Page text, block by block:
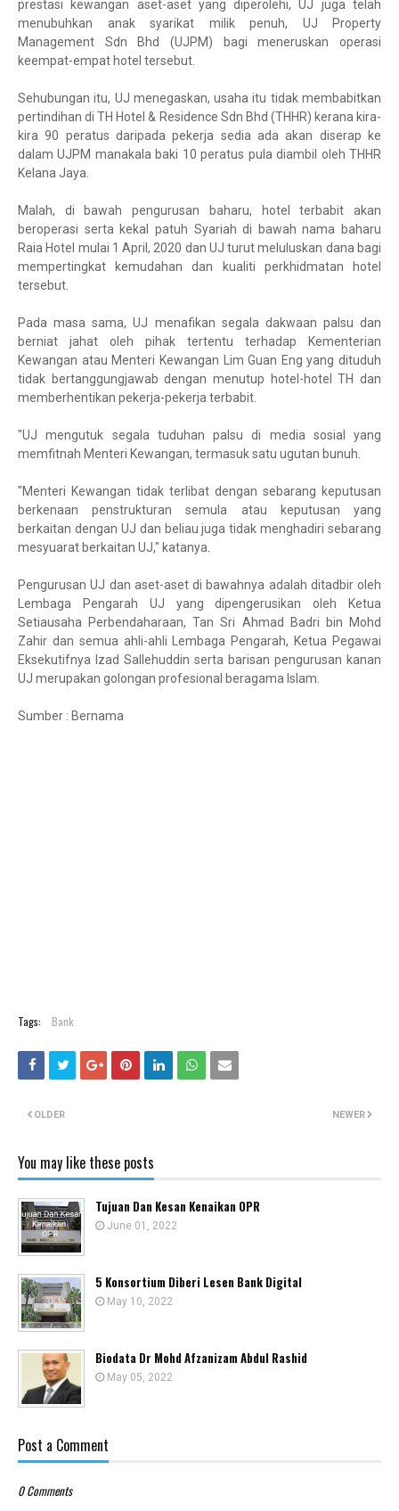
prestasi kewangan aset-aset yang diperolehi, UJ juga telah
menubuhkan anak syarikat milik penuh, UJ Property
Management Sdn Bhd (UJPM) bagi meneruskan operasi
keempat-empat hotel tersebut.
Sehubungan itu, UJ menegaskan, usaha itu tidak membabitkan
pertindihan di TH Hotel & Residence Sdn Bhd (THHR) kerana kira-
kira 90 peratus daripada pekerja sedia ada akan diserap ke
dalam UJPM manakala baki 10 peratus pula diambil oleh THHR
Kelana Jaya.
Malah, di bawah pengurusan baharu, hotel terbabit akan
beroperasi serta kekal patuh Syariah di bawah nama baharu
Raia Hotel mulai 1 April, 2020 dan UJ turut meluluskan dana bagi
mempertingkat kemudahan dan kualiti perkhidmatan hotel
tersebut.
Pada masa sama, UJ menafikan segala dakwaan palsu dan
berniat jahat oleh pihak tertentu terhadap Kementerian
Kewangan atau Menteri Kewangan Lim Guan Eng yang dituduh
tidak bertanggungjawab dengan menutup hotel-hotel TH dan
memberhentikan pekerja-pekerja terbabit.
"UJ mengutuk segala tuduhan palsu di media sosial yang
memfitnah Menteri Kewangan, termasuk satu ugutan bunuh.
"Menteri Kewangan tidak terlibat dengan sebarang keputusan
berkenaan penstrukturan semula atau keputusan yang
berkaitan dengan UJ dan beliau juga tidak menghadiri sebarang
mesyuarat berkaitan UJ," katanya.
Pengurusan UJ dan aset-aset di bawahnya adalah ditadbir oleh
Lembaga Pengarah UJ yang dipengerusikan oleh Ketua
Setiausaha Perbendaharaan, Tan Sri Ahmad Badri bin Mohd
Zahir dan semua ahli-ahli Lembaga Pengarah, Ketua Pegawai
Eksekutifnya Izad Sallehuddin serta barisan pengurusan kanan
UJ merupakan golongan profesional beragama Islam.
Sumber : Bernama
Tags: Bank
NEWER
OLDER
You may like these posts
Tujuan Dan Kesan Kenaikan OPR
June 01, 2022
5 Konsortium Diberi Lesen Bank Digital
May 10, 2022
Biodata Dr Mohd Afzanizam Abdul Rashid
May 05, 2022
Post a Comment
0 Comments